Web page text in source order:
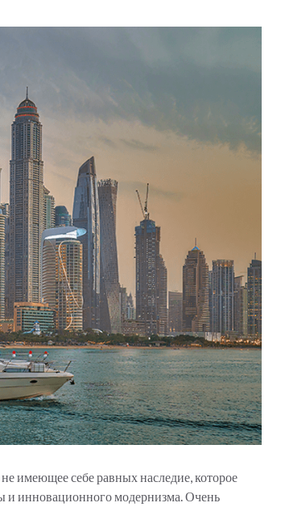
имеющее себе равных наследие, которое
и инновационного модернизма. Очень